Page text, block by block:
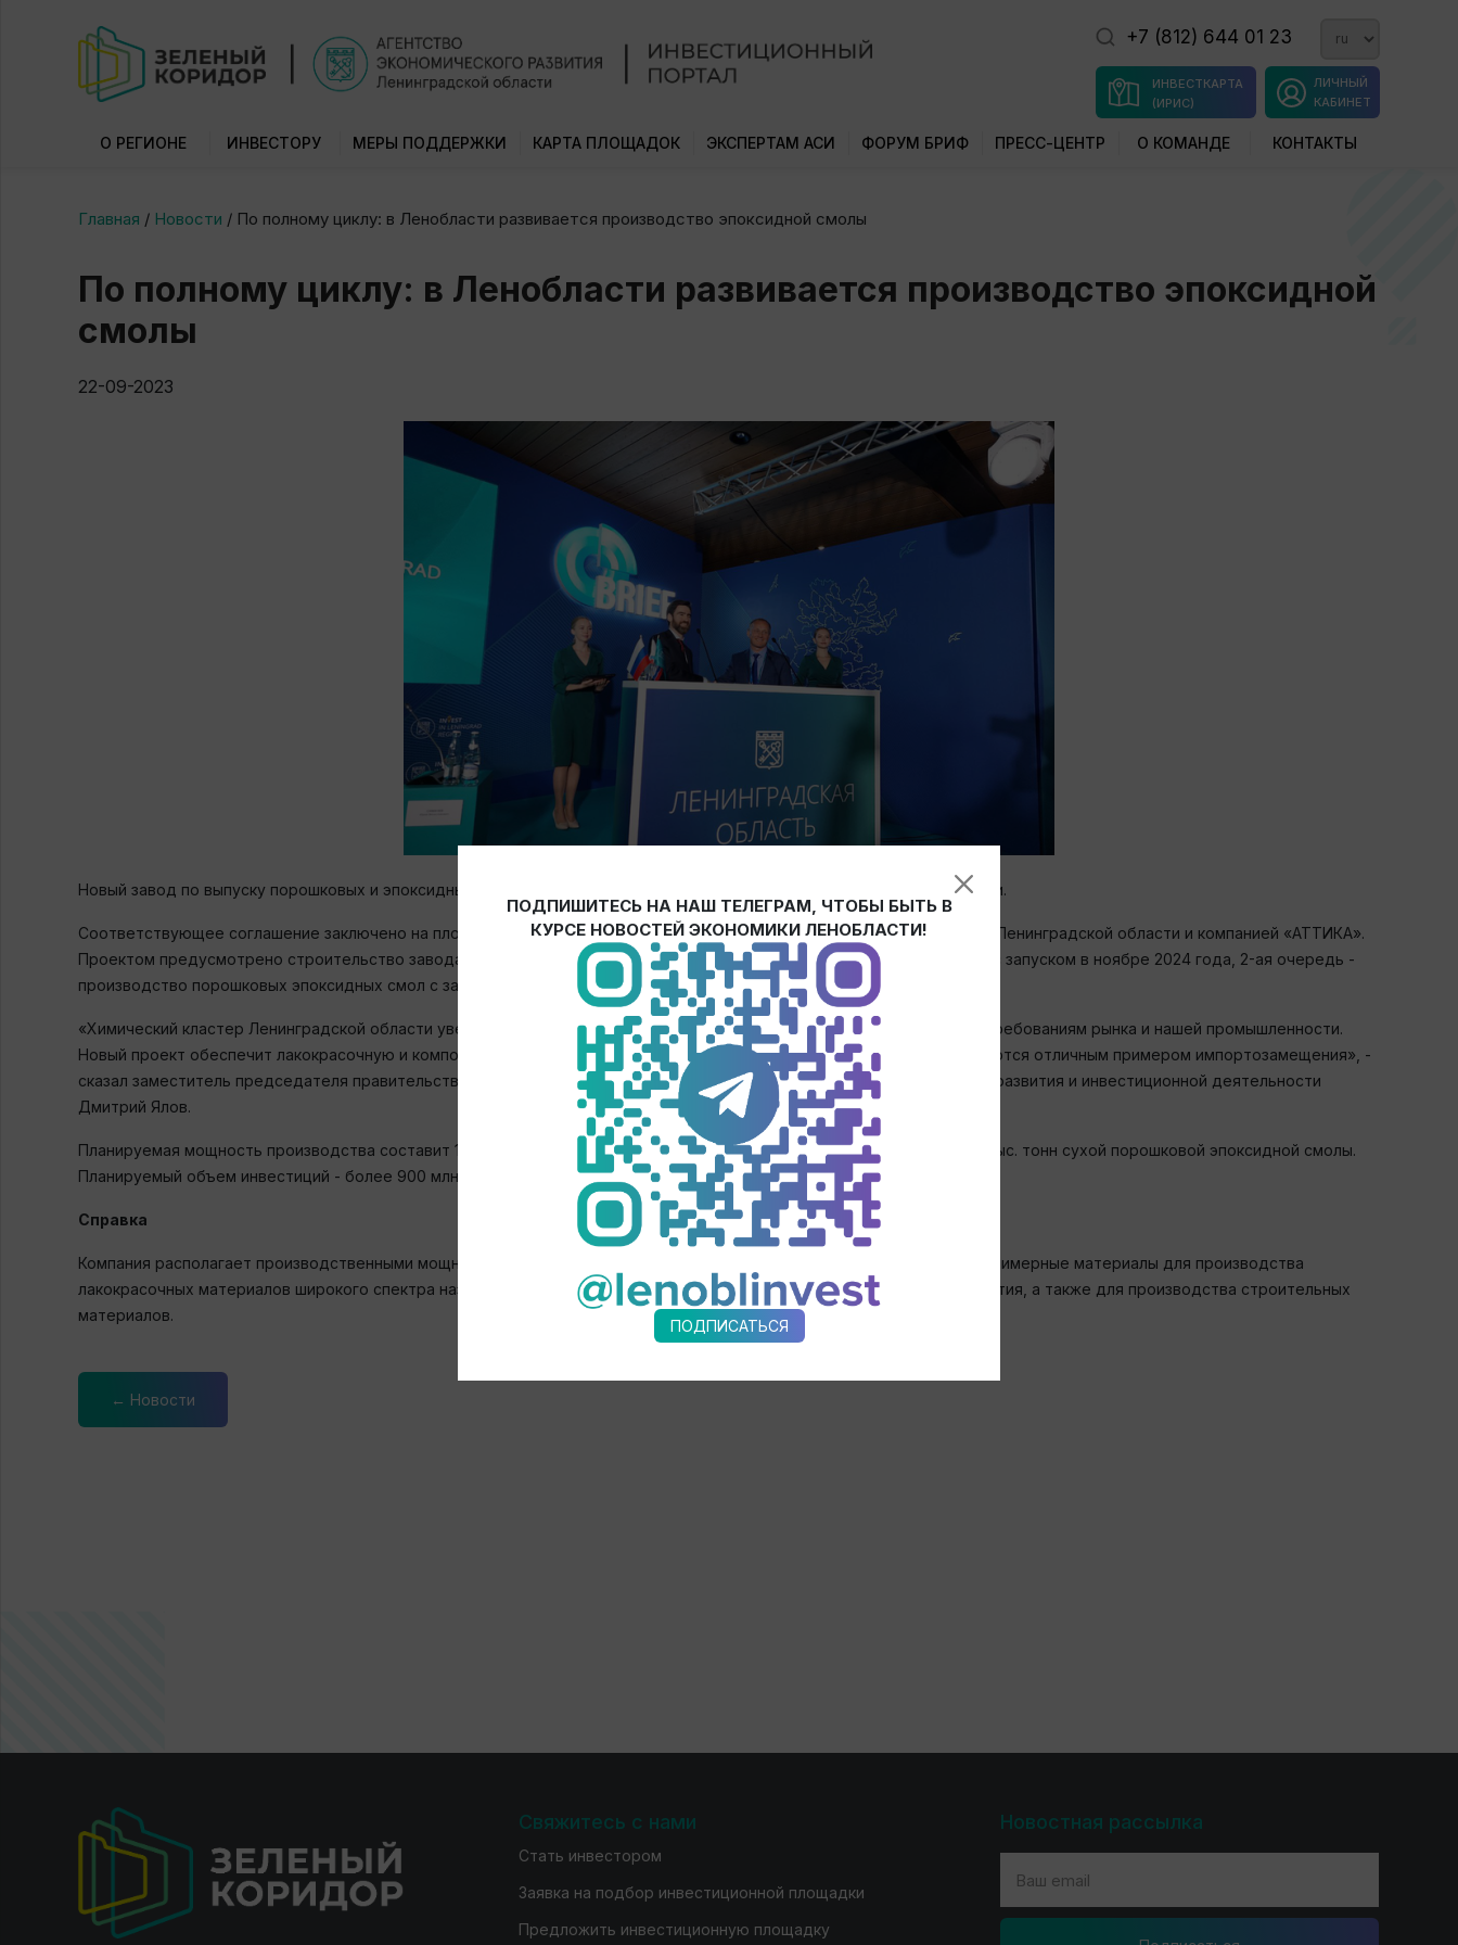
+7 (812) 644 01 23
ЛИЧНЫЙ
КАБИНЕТ
ИНВЕСТКАРТА
(ИРИС)
О РЕГИОНЕ ИНВЕСТОРУ МЕРЫ ПОДДЕРЖКИ КАРТА ПЛОЩАДОК ЭКСПЕРТАМ АСИ ФОРУМ БРИФ ПРЕСС-ЦЕНТР О КОМАНДЕ КОНТАКТЫ
Главная / Новости / По полному циклу: в Ленобласти развивается производство эпоксидной смолы
По полному циклу: в Ленобласти развивается производство эпоксидной
смолы
22-09-2023
Новый завод по выпуску порошковых и эпоксидных смол будет построен в Тосненском районе Ленинградской области.
Соответствующее соглашение заключено на площадке Балтийского регионального форума BRIEF»23 между властями Ленинградской области и компанией «АТТИКА».
Проектом предусмотрено строительство завода в два этапа: 1-ая очередь - производство жидких эпоксидных смол с запуском в ноябре 2024 года, 2-ая очередь -
производство порошковых эпоксидных смол с запуском в октябре 2025 года.
«Химический кластер Ленинградской области уверенно развивается - появляются новые направления, отвечающие требованиям рынка и нашей промышленности.
Новый проект обеспечит лакокрасочную и композитную отрасли региона качественными материалами, которые являются отличным примером импортозамещения», -
сказал заместитель председателя правительства Ленинградской области - председатель комитета экономического развития и инвестиционной деятельности
Дмитрий Ялов.
Планируемая мощность производства составит 18 тыс. тонн в год, в том числе 10 тыс. жидкой эпоксидной смолы и 8 тыс. тонн сухой порошковой эпоксидной смолы.
Планируемый объем инвестиций - более 900 млн рублей. Будет создано 48 новых рабочих мест.
Справка
Компания располагает производственными мощностями в Федоровском сельском поселении, здесь производятся полимерные материалы для производства
лакокрасочных материалов широкого спектра назначения, включая промышленные, автомобильные грунтовки и покрытия, а также для производства строительных
материалов.
← Новости
Свяжитесь с нами
Стать инвестором
Заявка на подбор инвестиционной площадки
Предложить инвестиционную площадку
Новостная рассылка
ПОДПИШИТЕСЬ НА НАШ ТЕЛЕГРАМ, ЧТОБЫ БЫТЬ В
КУРСЕ НОВОСТЕЙ ЭКОНОМИКИ ЛЕНОБЛАСТИ!
ПОДПИСАТЬСЯ